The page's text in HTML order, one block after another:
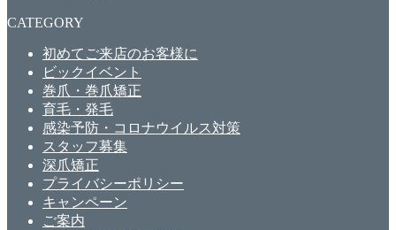
CATEGORY
初めてご来店のお客様に
ビックイベント
巻爪・巻爪矯正
育毛・発毛
感染予防・コロナウイルス対策
スタッフ募集
深爪矯正
プライバシーポリシー
キャンペーン
ご案内